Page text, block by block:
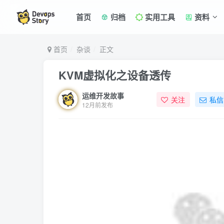
首页 归档 实用工具 资料
首页 杂谈 正文
KVM虚拟化之设备透传
运维开发故事
12月前发布 关注 私信